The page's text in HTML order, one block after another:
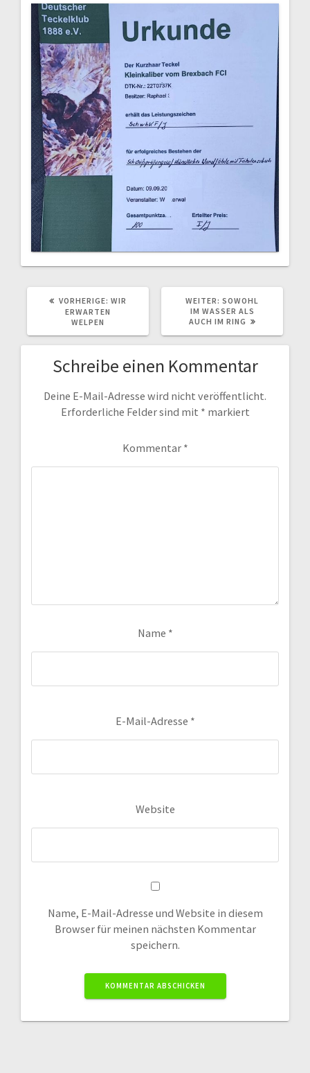
VORHERIGE: VORHERIGER
WIR
ERWARTEN
WELPEN
WEITER: NÄCHSTER
BEITRAG:
SOWOHL
IM WASSER ALS
AUCH IM RING
Schreibe einen Kommentar
Deine E-Mail-Adresse wird nicht veröffentlicht.
Erforderliche Felder sind mit * markiert
Kommentar *
Name *
E-Mail-Adresse *
Website
Name, E-Mail-Adresse und Website in diesem
Browser für meinen nächsten Kommentar
speichern.